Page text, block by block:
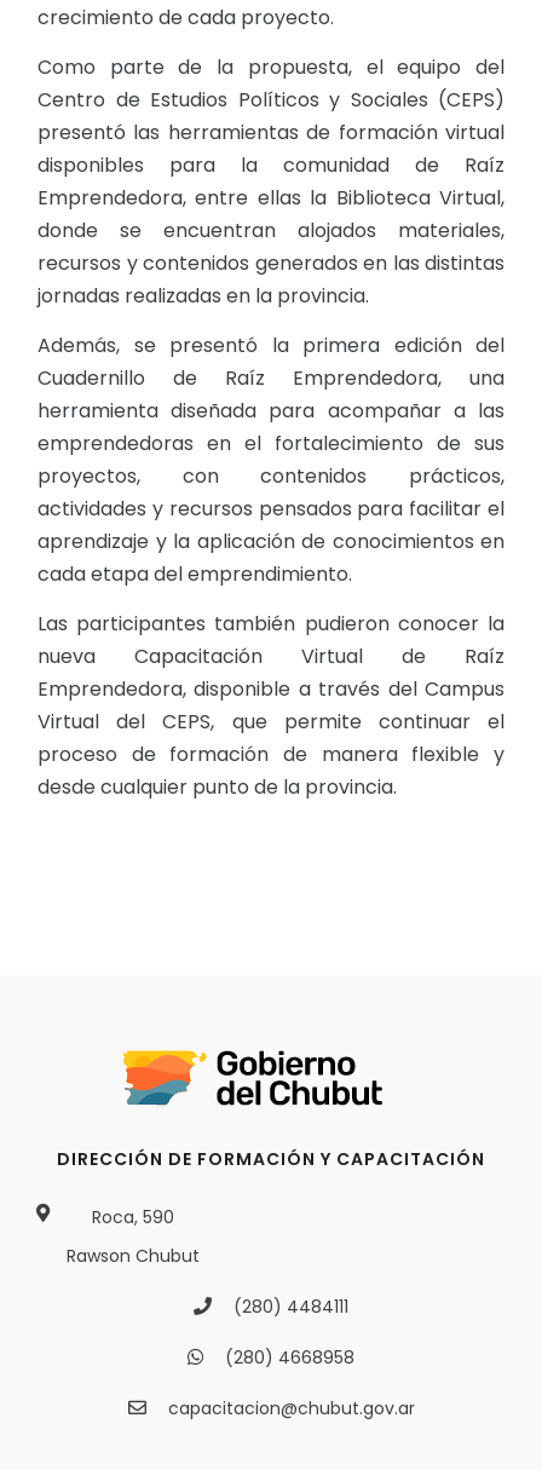
crecimiento de cada proyecto.
Como parte de la propuesta, el equipo del
Centro de Estudios Políticos y Sociales (CEPS)
presentó las herramientas de formación virtual
disponibles para la comunidad de Raíz
Emprendedora, entre ellas la Biblioteca Virtual,
donde se encuentran alojados materiales,
recursos y contenidos generados en las distintas
jornadas realizadas en la provincia.
Además, se presentó la primera edición del
Cuadernillo de Raíz Emprendedora, una
herramienta diseñada para acompañar a las
emprendedoras en el fortalecimiento de sus
proyectos, con contenidos prácticos,
actividades y recursos pensados para facilitar el
aprendizaje y la aplicación de conocimientos en
cada etapa del emprendimiento.
Las participantes también pudieron conocer la
nueva Capacitación Virtual de Raíz
Emprendedora, disponible a través del Campus
Virtual del CEPS, que permite continuar el
proceso de formación de manera flexible y
desde cualquier punto de la provincia.
DIRECCIÓN DE FORMACIÓN Y CAPACITACIÓN
Roca, 590
Rawson Chubut
(280) 4484111
(280) 4668958
capacitacion@chubut.gov.ar